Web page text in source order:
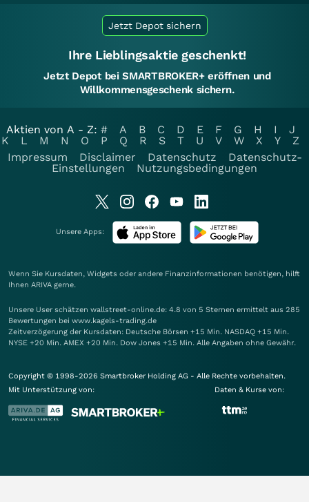
Jetzt Depot sichern
Ihre Lieblingsaktie geschenkt!
Jetzt Depot bei SMARTBROKER+ eröffnen und
Willkommensgeschenk sichern.
Aktien von A - Z: # A B C D E F G H I
J
K
L M N O P Q R S T U V W X Y
Z
Impressum
Disclaimer Datenschutz
Datenschutz-
Einstellungen
Nutzungsbedingungen
Unsere Apps:
Wenn Sie Kursdaten, Widgets oder andere Finanzinformationen benötigen, hilft
Ihnen ARIVA gerne.
Unsere User schätzen wallstreet-online.de: 4.8 von 5 Sternen ermittelt aus 285
Bewertungen bei www.kagels-trading.de
Zeitverzögerung der Kursdaten: Deutsche Börsen +15 Min. NASDAQ +15 Min.
NYSE +20 Min. AMEX +20 Min. Dow Jones +15 Min. Alle Angaben ohne Gewähr.
Copyright © 1998-2026 Smartbroker Holding AG - Alle Rechte vorbehalten.
Mit Unterstützung von:
Daten & Kurse von: